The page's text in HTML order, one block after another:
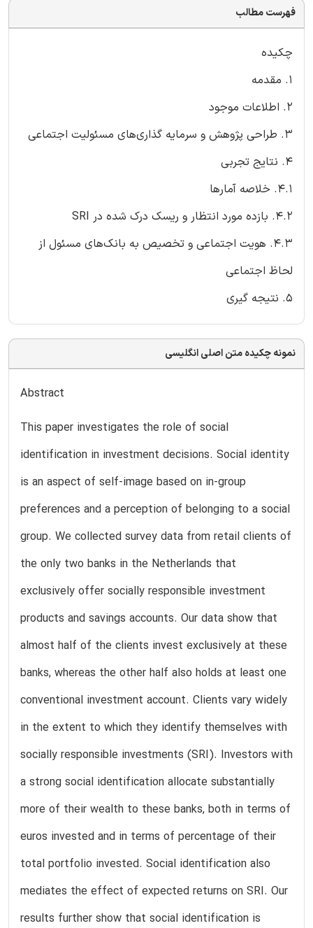
فهرست مطالب
چکیده
1. مقدمه
2. اطلاعات موجود
3. طراحی پژوهش و سرمایه گذاری‌های مسئولیت اجتماعی
4. نتایج تجربی
4.1. خلاصه آمارها
4.2. بازده مورد انتظار و ریسک درک شده در SRI
4.3. هویت اجتماعی و تخصیص به بانک‌های مسئول از
لحاظ اجتماعی
5. نتیجه گیری
نمونه چکیده متن اصلی انگلیسی
Abstract
This paper investigates the role of social
identification in investment decisions. Social identity
is an aspect of self-image based on in-group
preferences and a perception of belonging to a social
group. We collected survey data from retail clients of
the only two banks in the Netherlands that
exclusively offer socially responsible investment
products and savings accounts. Our data show that
almost half of the clients invest exclusively at these
banks, whereas the other half also holds at least one
conventional investment account. Clients vary widely
in the extent to which they identify themselves with
socially responsible investments (SRI). Investors with
a strong social identification allocate substantially
more of their wealth to these banks, both in terms of
euros invested and in terms of percentage of their
total portfolio invested. Social identification also
mediates the effect of expected returns on SRI. Our
results further show that social identification is